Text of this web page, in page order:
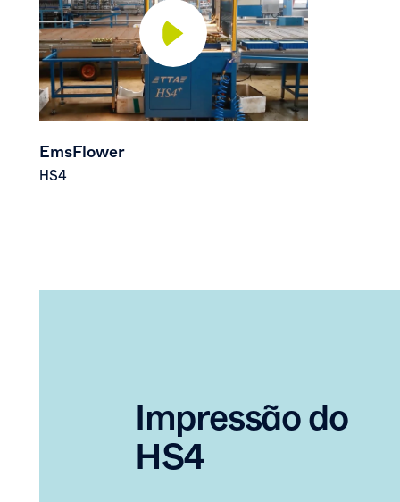
EmsFlower
HS4
Impressão do
HS4